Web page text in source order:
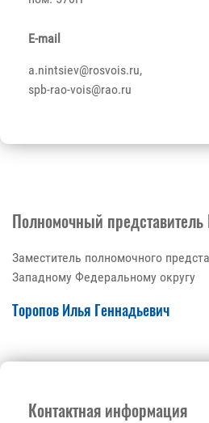
E-mail
a.nintsiev@rosvois.ru,
spb-rao-vois@rao.ru
Полномочный
Заместитель полномочного
Западному Федеральному округу
Торопов Илья Геннадьевич
Контактная информация